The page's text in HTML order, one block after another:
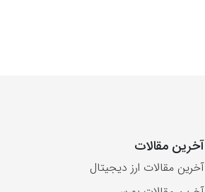
آخرین مقالات
آخرین مقالات ارز دیجیتال